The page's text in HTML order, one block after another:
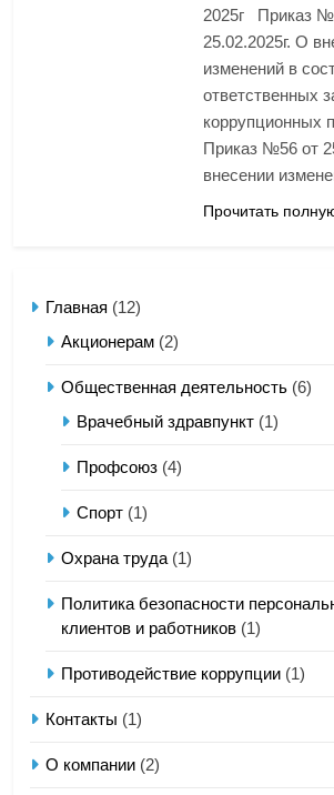
2025г Приказ
25.02.2025г. О
изменений в
ответственных
коррупционных
Приказ №56 от
внесении
Прочитать
Главная (12)
Акционерам (2)
Общественная деятельность (6)
Врачебный здравпункт (1)
Профсоюз (4)
Спорт (1)
Охрана труда (1)
Политика безопасности
клиентов и работников (1)
Противодействие коррупции (1)
Контакты (1)
О компании (2)